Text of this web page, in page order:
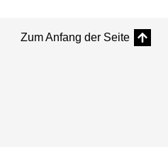
Zum Anfang der Seite